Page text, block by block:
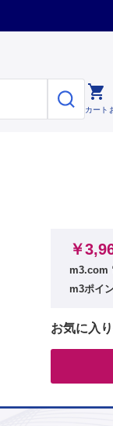

カート
￥
m3.com
m3ポイ
お気に入